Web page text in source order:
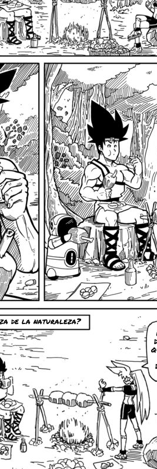
de la naturaleza?